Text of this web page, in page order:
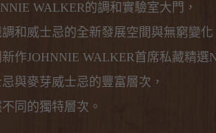
WALKER的調和實驗室大門，
和威士忌的全新發展空間與無窮變化
作JOHNNIE WALKER首席私藏精選
與麥芽威士忌的豐富層次，
同的獨特層次。